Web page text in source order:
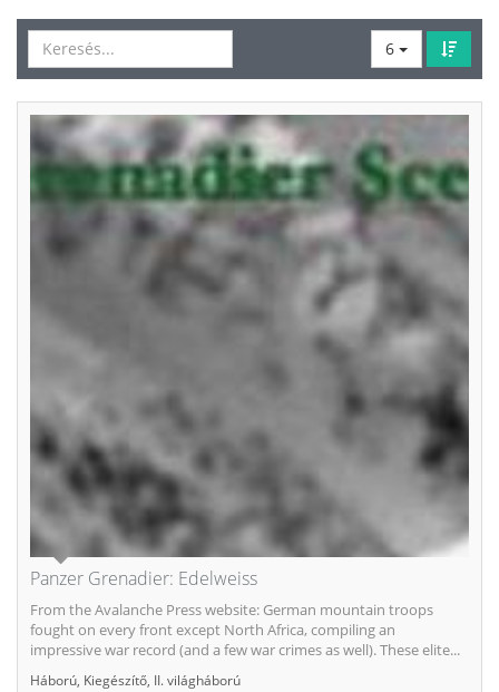
6
Panzer Grenadier: Edelweiss
From the Avalanche Press website: German mountain troops
fought on every front except North Africa, compiling an
impressive war record (and a few war crimes as well). These elite...
Háború Kiegészítő II. világháború